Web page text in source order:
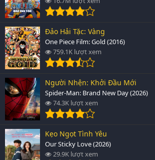
Đảo Hải Tặc: Vàng
One Piece Film: Gold (2016)
759.1K lượt xem
Người Nhện: Khởi Đầu Mới
Spider-Man: Brand New Day (2026)
74.3K lượt xem
Kẹo Ngọt Tình Yêu
Our Sticky Love (2026)
29.9K lượt xem